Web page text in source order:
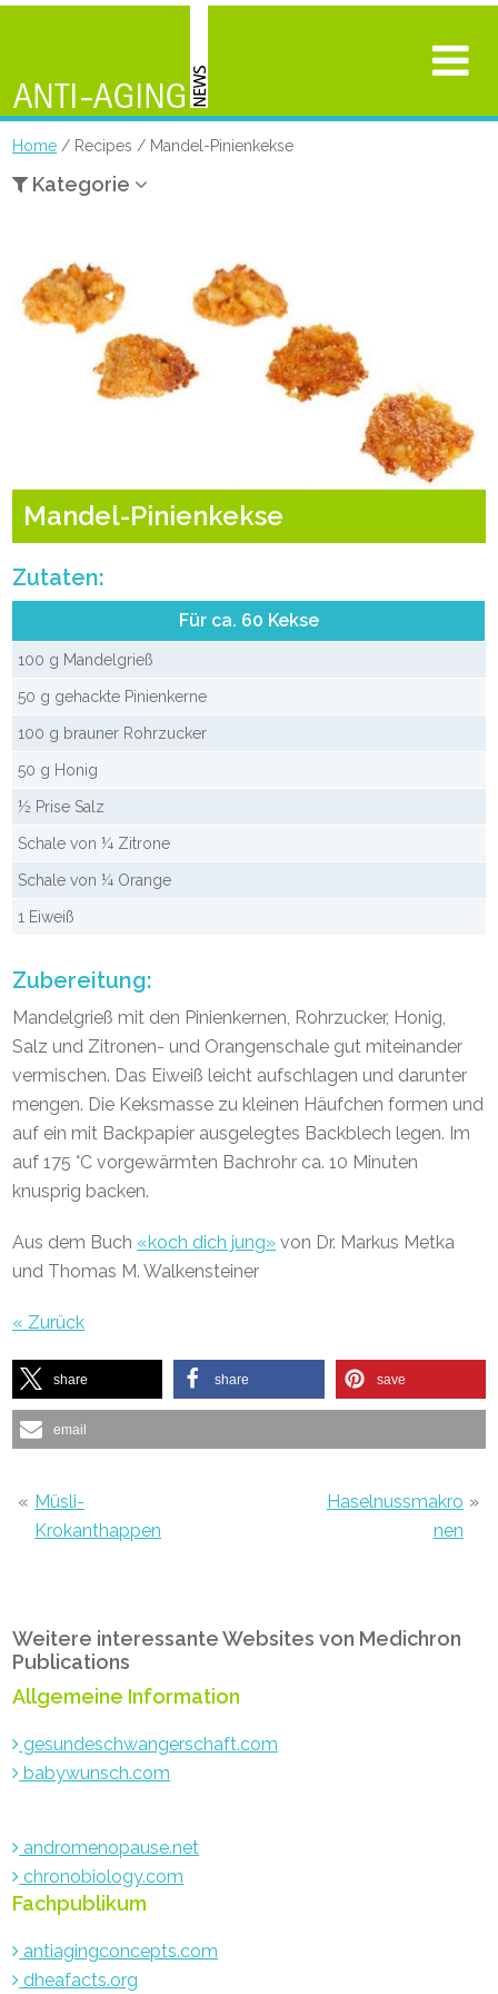
Home / Recipes / Mandel-Pinienkekse
Kategorie
Mandel-Pinienkekse
Zutaten:
Für ca. 60 Kekse
100 g Mandelgrieß
50 g gehackte Pinienkerne
100 g brauner Rohrzucker
50 g Honig
½ Prise Salz
Schale von ¼ Zitrone
Schale von ¼ Orange
1 Eiweiß
Zubereitung:
Mandelgrieß mit den Pinienkernen, Rohrzucker, Honig,
Salz und Zitronen- und Orangenschale gut miteinander
vermischen. Das Eiweiß leicht aufschlagen und darunter
mengen. Die Keksmasse zu kleinen Häufchen formen und
auf ein mit Backpapier ausgelegtes Backblech legen. Im
auf 175 °C vorgewärmten Bachrohr ca. 10 Minuten
knusprig backen.
Aus dem Buch «koch dich jung» von Dr. Markus Metka
und Thomas M. Walkensteiner
« Zurück
share share save
email
« Müsli-
Krokanthappen
Haselnussmakro
nen
»
Sidebar
Weitere interessante Websites von Medichron
Publications
Allgemeine Information
gesundeschwangerschaft.com
babywunsch.com
andromenopause.net
chronobiology.com
Fachpublikum
antiagingconcepts.com
dheafacts.org